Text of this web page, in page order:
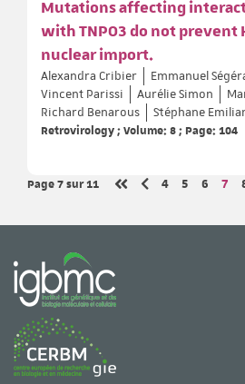
Mutations affecting
with TNPO3 do not prevent
nuclear import.
Alexandra Cribier Emmanuel
Vincent Parissi
Aurélie Simon
Richard Benarous
Stéphane
Retrovirology ; Volume: 8 ; Page: 104
Page 7sur 11
Page
4 Page
5 Page
6 7